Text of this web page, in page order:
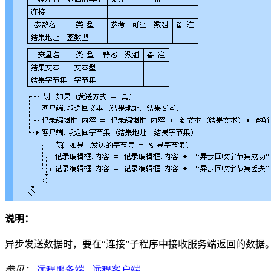
说明：
异步发送数据时，要在“连接”子程序中接收服务端返回的数据